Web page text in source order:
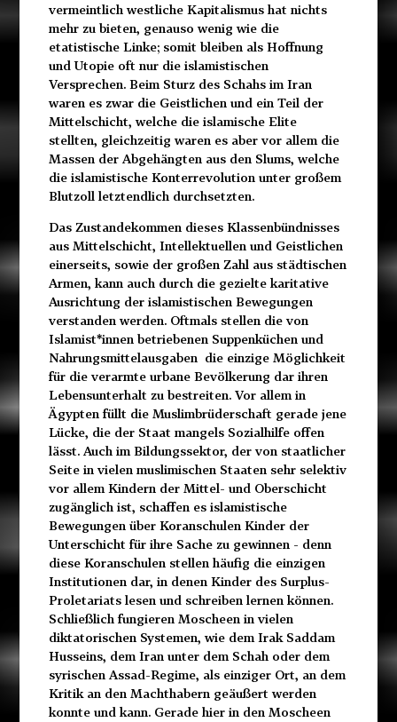
vermeintlich westliche Kapitalismus hat nichts
mehr zu bieten, genauso wenig wie die
etatistische Linke; somit bleiben als Hoffnung
und Utopie oft nur die islamistischen
Versprechen. Beim Sturz des Schahs im Iran
waren es zwar die Geistlichen und ein Teil der
Mittelschicht, welche die islamische Elite
stellten, gleichzeitig waren es aber vor allem die
Massen der Abgehängten aus den Slums, welche
die islamistische Konterrevolution unter großem
Blutzoll letztendlich durchsetzten.
Das Zustandekommen dieses Klassenbündnisses
aus Mittelschicht, Intellektuellen und Geistlichen
einerseits, sowie der großen Zahl aus städtischen
Armen, kann auch durch die gezielte karitative
Ausrichtung der islamistischen Bewegungen
verstanden werden. Oftmals stellen die von
Islamist*innen betriebenen Suppenküchen und
Nahrungsmittelausgaben die einzige Möglichkeit
für die verarmte urbane Bevölkerung dar ihren
Lebensunterhalt zu bestreiten. Vor allem in
Ägypten füllt die Muslimbrüderschaft gerade jene
Lücke, die der Staat mangels Sozialhilfe offen
lässt. Auch im Bildungssektor, der von staatlicher
Seite in vielen muslimischen Staaten sehr selektiv
vor allem Kindern der Mittel- und Oberschicht
zugänglich ist, schaffen es islamistische
Bewegungen über Koranschulen Kinder der
Unterschicht für ihre Sache zu gewinnen - denn
diese Koranschulen stellen häufig die einzigen
Institutionen dar, in denen Kinder des Surplus-
Proletariats lesen und schreiben lernen können.
Schließlich fungieren Moscheen in vielen
diktatorischen Systemen, wie dem Irak Saddam
Husseins, dem Iran unter dem Schah oder dem
syrischen Assad-Regime, als einziger Ort, an dem
Kritik an den Machthabern geäußert werden
konnte und kann. Gerade hier in den Moscheen